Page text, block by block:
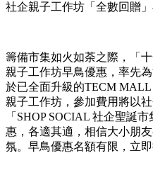
社企親子工作坊「全數回贈
籌備市集如火如荼之際，「
親子工作坊早鳥優惠，率先
於已全面升級的TECM MALL
親子工作坊，參加費用將以
「SHOP SOCIAL 社企聖誕
惠，各適其適，相信大小朋
氛。早鳥優惠名額有限，立即